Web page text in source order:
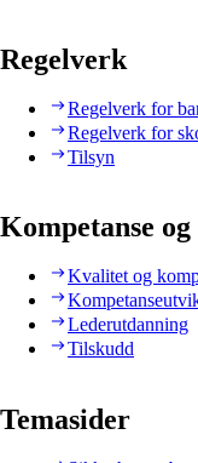
Regelverk
Regelverk for
Regelverk for
Tilsyn
Kompetanse
Kvalitet og
Lederutdanning
Tilskudd
Temasider